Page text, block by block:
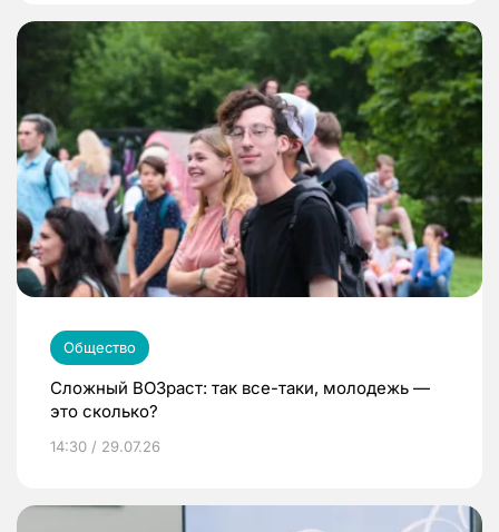
Общество
Сложный ВОЗраст: так все-таки, молодежь —
это сколько?
14:30 / 29.07.26